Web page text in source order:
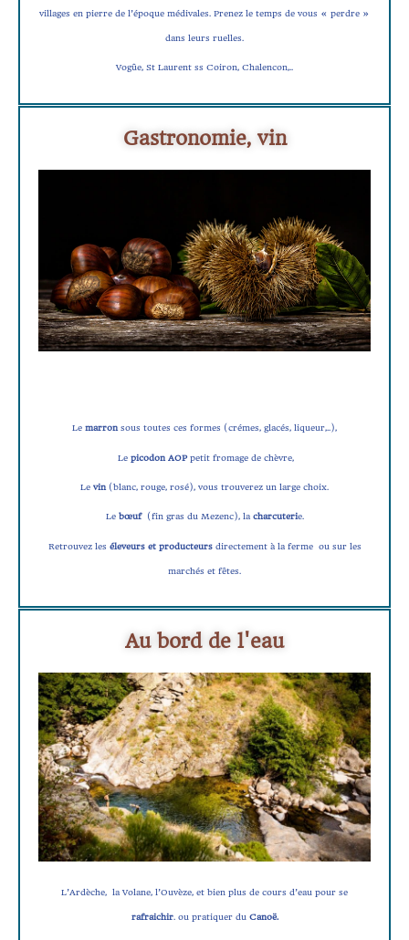
villages en pierre de l’époque médivales. Prenez le temps de vous « perdre »
dans leurs ruelles.
Vogûe, St Laurent ss Coiron, Chalencon,..
Gastronomie, vin
Le marron sous toutes ces formes (crémes, glacés, liqueur,..),
Le picodon AOPpetit fromage de chèvre,
Le vin (blanc, rouge, rosé), vous trouverez un large choix.
Le bœuf(fin gras du Mezenc), la charcuterie.
Retrouvez les éleveurs et producteursdirectement à la ferme ou sur les
marchés et fêtes.
Au bord de l'eau
L’Ardèche, la Volane, l’Ouvèze, et bien plus de cours d’eau pour se
rafraichir. ou pratiquer du Canoë.